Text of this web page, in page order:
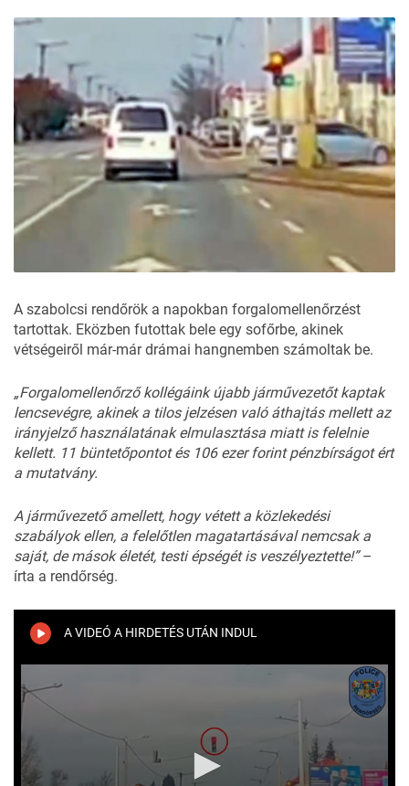
A szabolcsi rendőrök a napokban forgalomellenőrzést
tartottak. Eközben futottak bele egy sofőrbe, akinek
vétségeiről már-már drámai hangnemben számoltak be.
„Forgalomellenőrző kollégáink újabb járművezetőt kaptak
lencsevégre, akinek a tilos jelzésen való áthajtás mellett az
irányjelző használatának elmulasztása miatt is felelnie
kellett. 11 büntetőpontot és 106 ezer forint pénzbírságot ért
a mutatvány.
A járművezető amellett, hogy vétett a közlekedési
szabályok ellen, a felelőtlen magatartásával nemcsak a
saját, de mások életét, testi épségét is veszélyeztette!”–
írta a rendőrség.
A VIDEÓ A HIRDETÉS UTÁN INDUL